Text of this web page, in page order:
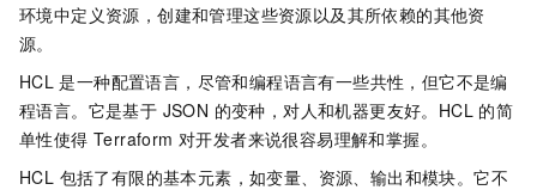
环境中定义资源，创建和管理这些资源以及其所依赖的其他资
源。
HCL 是一种配置语言，尽管和编程语言有一些共性，但它不是编
程语言。它是基于 JSON 的变种，对人和机器更友好。HCL 的简
单性使得 Terraform 对开发者来说很容易理解和掌握。
HCL 包括了有限的基本元素，如变量、资源、输出和模块。它不